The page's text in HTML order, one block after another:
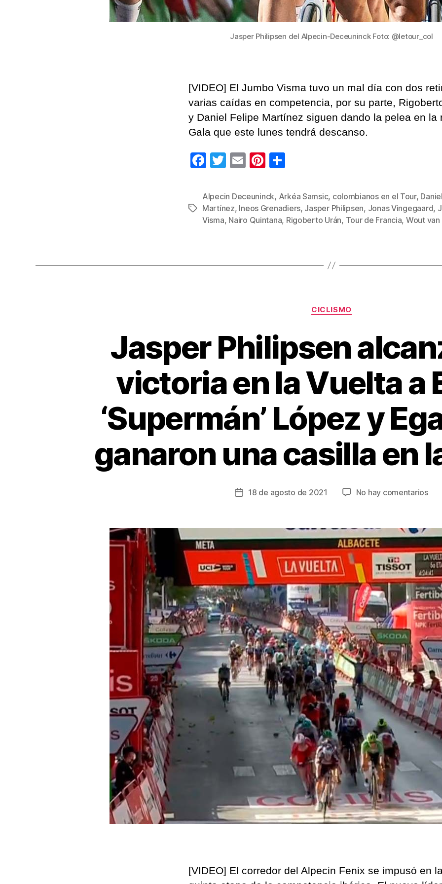
Jasper Philipsen del Alpecin-Deceuninck Foto: @letour_col
[VIDEO] El Jumbo Visma tuvo un mal día con dos
varias caídas en competencia, por su parte,
y Daniel Felipe Martínez siguen dando la pelea en la
Gala que este lunes tendrá descanso.
F
c
e
b
k
T
tt
er
E
ail
Pi
er
e
st
m
p
ar
Etiquetas
Alpecin Deceuninck, Arkéa Samsic, colombianos en el Tour,
Martínez, Ineos Grenadiers, Jasper Philipsen, Jonas Vingegaard,
Visma, Nairo Quintana, Rigoberto Urán, Tour de Francia, Wout
Categorías
CICLISMO
Jasper Philipsen
victoria en la Vuelta a
‘Supermán’ López y
ganaron una casilla en
Fecha
entrada
18 de agosto de 2021 No hay comentariosen
su
2ª
en
la
a
y
una
en
la
[VIDEO] El corredor del Alpecin Fenix se impusó en